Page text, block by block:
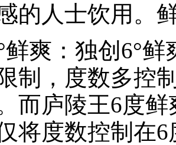
的人士饮用。
：独创6°鲜
制，度数多控
而庐陵王6度
将度数控制在